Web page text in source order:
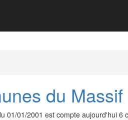
du
01/01/2001 est compte aujourd'hui 6